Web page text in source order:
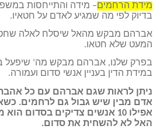
מידת הרחמים– מידה והתייחסות
בדיוק לפי מה שמגיע לאדם על חטאיו.
אברהם מבקש מהאל שיסלח לאלה
המעט שלא חטאו.
בפרק שלנו, אברהם מבקש מה’ שיפעל
במידת הדין בעניין אנשי סדום ועמורה.
ניתן לראות שגם אברהם עם כל
אדם מבין שיש גבול גם לרחמים.
אפילו 10 אנשים צדיקים בסדום
האל לא להשחית את סדום.